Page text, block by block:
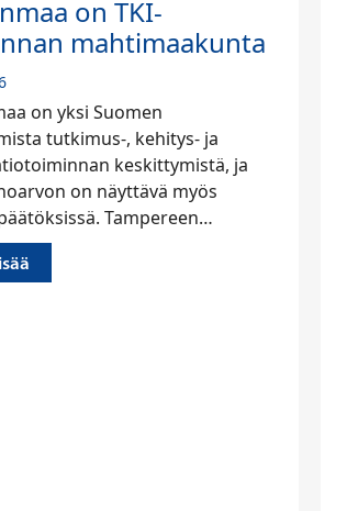
Pirkanmaa on
tieliikenteen
23.6.2026
Juhannuksen aika on Suomen
tieverkon kovimpia
puolisen Suomea lähtee yhtä
matkustamaan mökille,
kuka mihinkin.